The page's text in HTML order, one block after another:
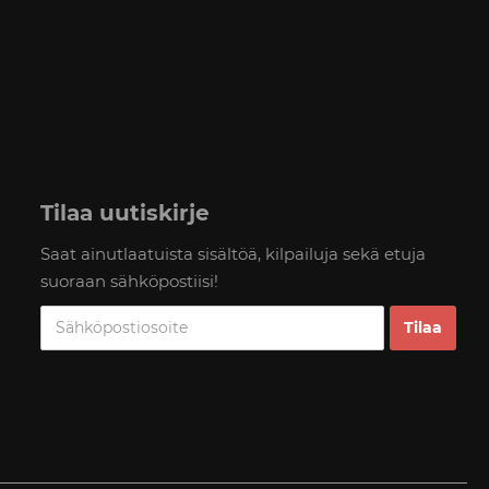
Tilaa uutiskirje
Saat ainutlaatuista sisältöä, kilpailuja sekä etuja
suoraan sähköpostiisi!